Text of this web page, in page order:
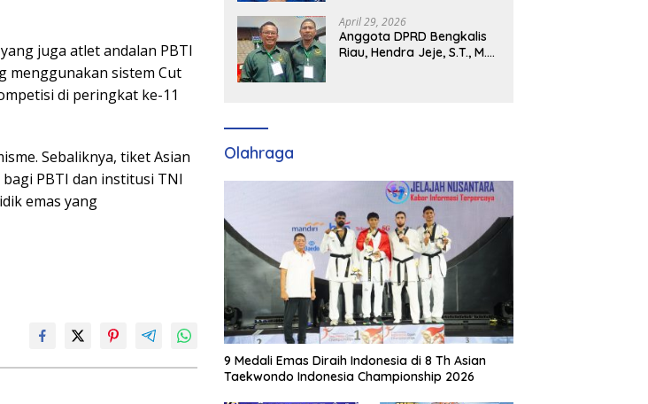
juga atlet andalan PBTI
menggunakan sistem Cut
di peringkat ke-11
Sebaliknya, tiket Asian
PBTI dan institusi TNI
emas yang
Cik Ujang Pimpin DPD
Partai Demokrat SumSel
April 29, 2026
Anggota DPRD Bengkalis
Riau, Hendra Jeje, S.T., M.M
Olahraga
9 Medali Emas Diraih Indonesia di 8 Th Asian
Taekwondo Indonesia Championship 2026